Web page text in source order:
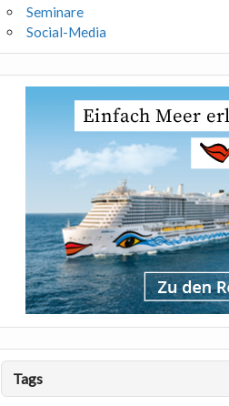
Seminare
Social-Media
Tags